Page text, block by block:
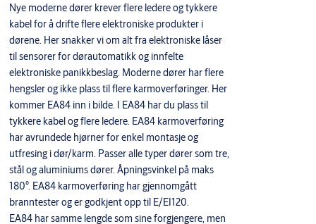
Nye moderne dører krever flere ledere og tykkere
kabel for å drifte flere elektroniske produkter i
dørene. Her snakker vi om alt fra elektroniske låser
til sensorer for dørautomatikk og innfelte
elektroniske panikkbeslag. Moderne dører har flere
hengsler og ikke plass til flere karmoverføringer. Her
kommer EA84 inn i bilde. I EA84 har du plass til
tykkere kabel og flere ledere. EA84 karmoverføring
har avrundede hjørner for enkel montasje og
utfresing i dør/karm. Passer alle typer dører som tre,
stål og aluminiums dører. Åpningsvinkel på maks
180°. EA84 karmoverføring har gjennomgått
branntester og er godkjent opp til E/EI120.
EA84 har samme lengde som sine forgjengere, men